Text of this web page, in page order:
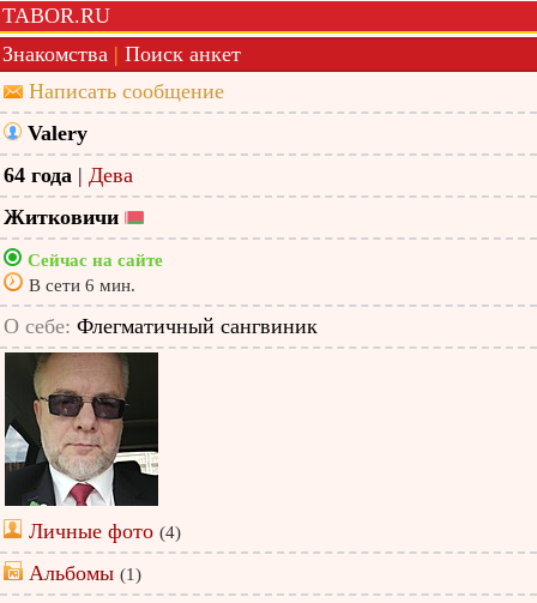
TABOR.RU
Знакомства | Поиск анкет
Написать сообщение
Valery
64 года | Дева
Житковичи
Сейчас на сайте
В сети 6 мин.
О себе: Флегматичный сангвиник
Личные фото (4)
Альбомы (1)